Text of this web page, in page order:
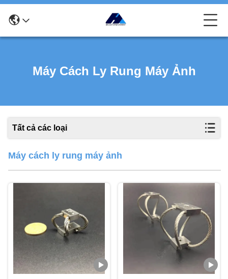
Máy Cách Ly Rung Máy Ảnh
Tất cả các loại
Máy cách ly rung máy ảnh